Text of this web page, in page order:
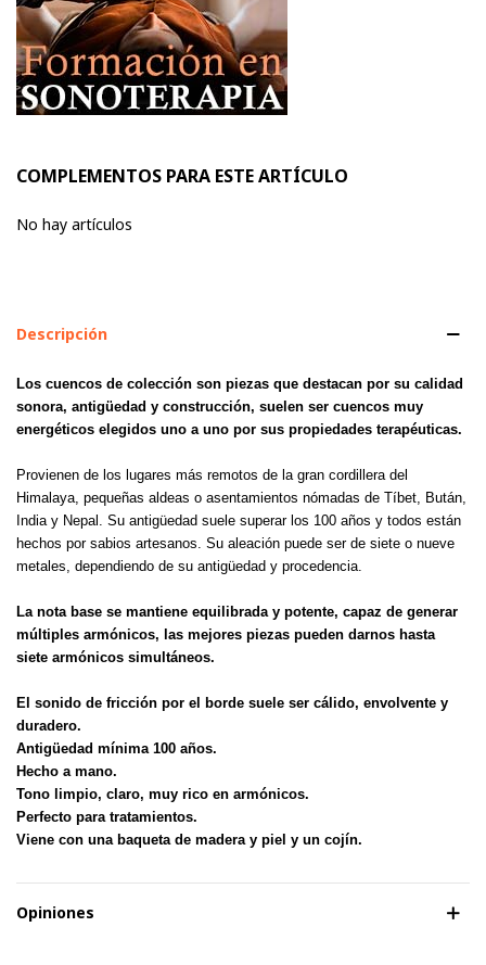
COMPLEMENTOS PARA ESTE ARTÍCULO
No hay artículos
Descripción
Los cuencos de colección son piezas que destacan por su calidad
sonora, antigüedad y construcción, suelen ser cuencos muy
energéticos elegidos uno a uno por sus propiedades terapéuticas.
Provienen de los lugares más remotos de la gran cordillera del
Himalaya, pequeñas aldeas o asentamientos nómadas de Tíbet, Bután,
India y Nepal. Su antigüedad suele superar los 100 años y todos están
hechos por sabios artesanos. Su aleación puede ser de siete o nueve
metales, dependiendo de su antigüedad y procedencia.
La nota base se mantiene equilibrada y potente, capaz de generar
múltiples armónicos, las mejores piezas pueden darnos hasta
siete armónicos simultáneos.
El sonido de fricción por el borde suele ser cálido, envolvente y
duradero.
Antigüedad mínima 100 años.
Hecho a mano.
Tono limpio, claro, muy rico en armónicos.
Perfecto para tratamientos.
Viene con una baqueta de madera y piel y un cojín.
Opiniones